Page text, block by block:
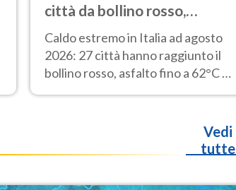
città da bollino rosso,
asfalto fino a 62° e punte di
48° alla stazione di Napoli
Caldo estremo in Italia ad agosto
2026: 27 città hanno raggiunto il
bollino rosso, asfalto fino a 62°C e
Vedi
tutte